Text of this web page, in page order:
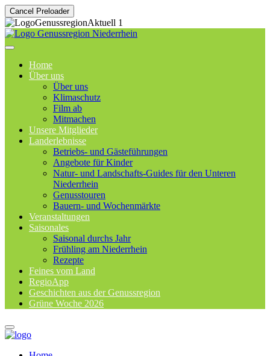
Cancel Preloader
Home
Über uns
Über uns
Klimaschutz
Film ab
Mitmachen
Unsere Mitglieder
Landerlebnisse
Betriebs- und Gästeführungen
Angebote für Kinder
Natur- und Landschafts-Guides für den Unteren
Niederrhein
Genusstouren
Bauern- und Wochenmärkte
Veranstaltungen
Saisonales
Saisonal durchs Jahr
Frühling am Niederrhein
Rezepte
Feines vom Land
RegioApp
Geschichten aus der Genussregion
Grüne Woche 2026